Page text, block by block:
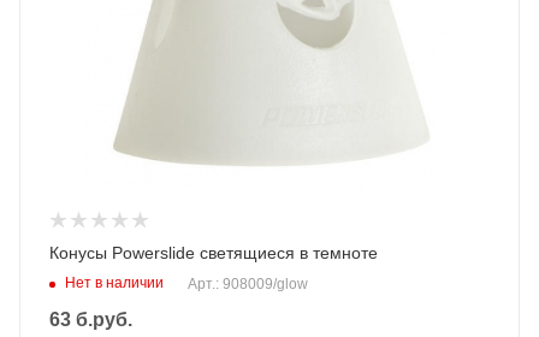
Конусы Powerslide светящиеся в темноте
Нет в наличии Арт.: 908009/glow
63 б.руб.